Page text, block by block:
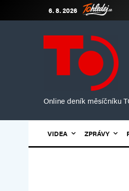
6. 8. 2026
Online deník měsíčníku
VIDEA ZPRÁVY